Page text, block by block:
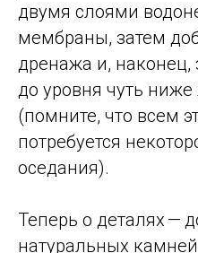
двумя слоями
мембраны, затем
дренажа и, наконец,
до уровня чуть
(помните, что всем
потребуется
оседания).
Теперь о деталях —
натуральных